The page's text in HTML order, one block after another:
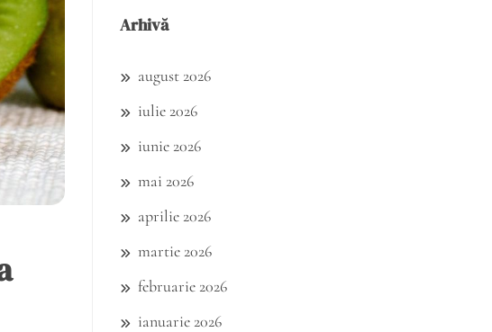
Arhivă
august 2026
iulie 2026
iunie 2026
mai 2026
aprilie 2026
martie 2026
februarie 2026
ianuarie 2026